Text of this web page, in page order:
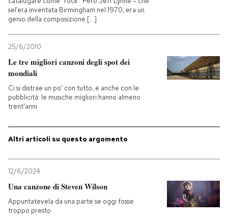
Economia
Altrecose
PODCAST
NEWSLETTER
I MIEI PREFERITI
SHOP
CALENDARIO
sel’era inventata Birmingham nel 1970, era un
genio della composizione [...]
25/6/2010
Le tre migliori canzoni degli spot dei
mondiali
Ci si distrae un po' con tutto, e anche con le
pubblicità: le musiche migliori hanno almeno
trent'anni
Altri articoli su questo argomento
12/6/2024
Una canzone di Steven Wilson
Appuntatevela da una parte se oggi fosse
troppo presto